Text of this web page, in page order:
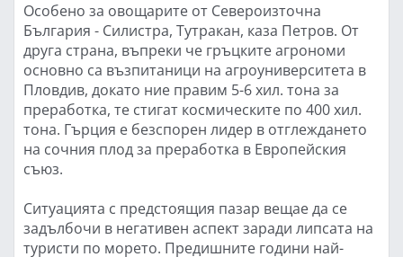
Особено за овощарите от Североизточна
България - Силистра, Тутракан, каза Петров. От
друга страна, въпреки че гръцките агрономи
основно са възпитаници на агроуниверситета в
Пловдив, докато ние правим 5-6 хил. тона за
преработка, те стигат космическите по 400 хил.
тона. Гърция е безспорен лидер в отглеждането
на сочния плод за преработка в Европейския
съюз.
Ситуацията с предстоящия пазар вещае да се
задълбочи в негативен аспект заради липсата на
туристи по морето. Предишните години най-